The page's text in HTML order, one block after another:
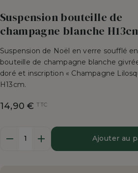
Suspension bouteille de
champagne blanche
Suspension de Noël en verre soufflé
bouteille de champagne blanche
doré et inscription « Champagne
H13cm.
14,90 € TTC
Ajouter au